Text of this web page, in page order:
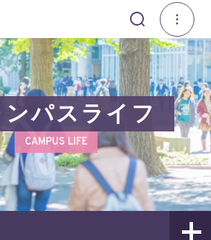
ンパスライフ
CAMPUS LIFE